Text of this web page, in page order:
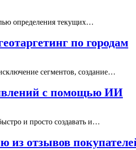
определения текущих…
по городам
сегментов, создание…
с помощью ИИ
и просто создавать и…
из отзывов